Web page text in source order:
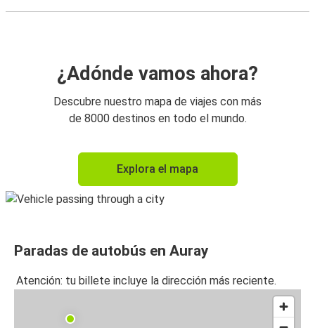
¿Adónde vamos ahora?
Descubre nuestro mapa de viajes con más
de 8000 destinos en todo el mundo.
Explora el mapa
Paradas de autobús en Auray
Atención: tu billete incluye la dirección más reciente.